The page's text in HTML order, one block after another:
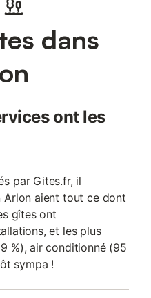
dans
ont les
par Gites.fr, il
Arlon aient tout ce dont
gîtes ont
et les plus
%), air conditionné (95
sympa !